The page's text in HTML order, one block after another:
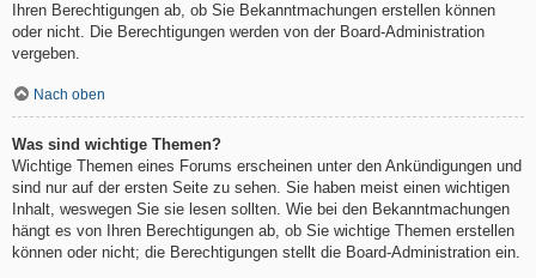
Ihren Berechtigungen ab, ob Sie Bekanntmachungen erstellen können
oder nicht. Die Berechtigungen werden von der Board-Administration
vergeben.
Nach oben
Was sind wichtige Themen?
Wichtige Themen eines Forums erscheinen unter den Ankündigungen und
sind nur auf der ersten Seite zu sehen. Sie haben meist einen wichtigen
Inhalt, weswegen Sie sie lesen sollten. Wie bei den Bekanntmachungen
hängt es von Ihren Berechtigungen ab, ob Sie wichtige Themen erstellen
können oder nicht; die Berechtigungen stellt die Board-Administration ein.